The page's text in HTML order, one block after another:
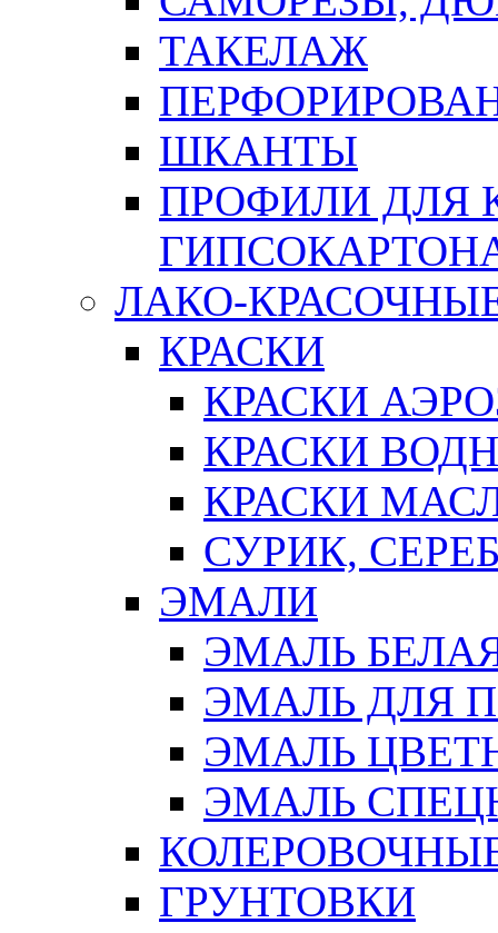
ТАКЕЛАЖ
ШКАНТЫ
ПРОФИЛИ ДЛЯ
ЛАКО-
КРАСКИ
КРАСКИ
КРАСКИ
КРАСКИ
СУРИК,
ЭМАЛИ
ЭМАЛЬ
ЭМАЛЬ ДЛЯ
ЭМАЛЬ
ЭМАЛЬ
ГРУНТОВКИ